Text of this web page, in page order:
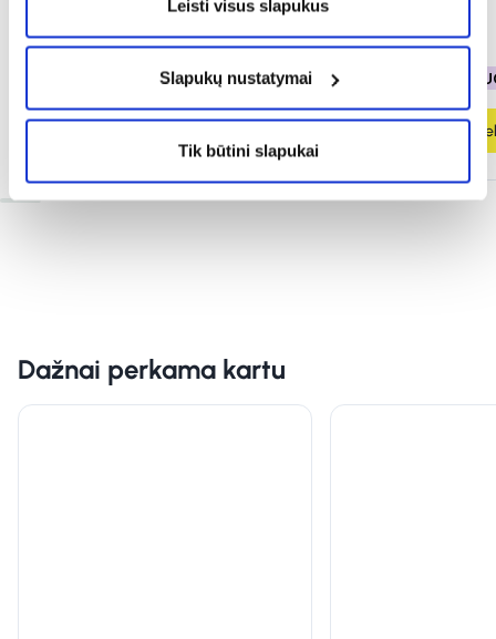
Leisti visus slapukus
Slapukų nustatymai
Tik būtini slapukai
3,49 €
% PAPILDOMA NUOLAIDA
3,49 €
% PAPILDOMA
Į
Dažnai perkama kartu